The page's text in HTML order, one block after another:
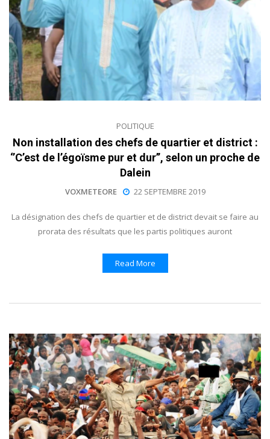
POLITIQUE
Non installation des chefs de quartier et district :
‘’C’est de l’égoïsme pur et dur’’, selon un proche de
Dalein
VOXMETEORE 22 SEPTEMBRE 2019
La désignation des chefs de quartier et de district devait se faire au
prorata des résultats que les partis politiques auront
Read More